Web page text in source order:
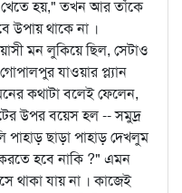
হয়," তখন আর তাঁকে
উপায় থাকে না ।
মন লুকিয়ে ছিল, সেটাও
যাওয়ার প্ল্যান
কথাটা বলেই ফেলেন,
উপর বয়েস হল -- সমুদ্র
পাহাড় ছাড়া পাহাড় দেখলুম
হবে নাকি ?" এমন
থাকা যায় না । কাজেই